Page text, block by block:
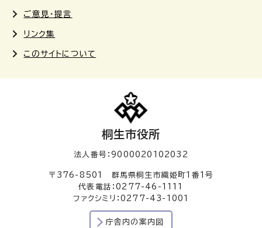
ご意見・提言
リンク集
このサイトについて
桐生市役所
法人番号：9000020102032
〒376-8501 群馬県桐生市織姫町1番1号
代表電話：0277-46-1111
ファクシミリ：0277-43-1001
庁舎内の案内図